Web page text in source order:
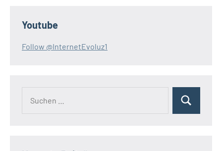
Youtube
Follow @InternetEvoluz1
Suchen